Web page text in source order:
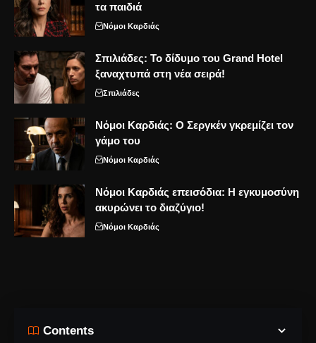
τα παιδιά
Νόμοι Καρδιάς
Σπιλιάδες: Το δίδυμο του Grand Hotel
ξαναχτυπά στη νέα σειρά!
Σπιλιάδες
Νόμοι Καρδιάς: Ο Σεργκέν γκρεμίζει τον
γάμο του
Νόμοι Καρδιάς
Νόμοι Καρδιάς επεισόδια: Η εγκυμοσύνη
ακυρώνει το διαζύγιο!
Νόμοι Καρδιάς
Contents